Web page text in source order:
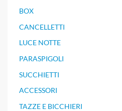
BOX
CANCELLETTI
LUCE NOTTE
PARASPIGOLI
SUCCHIETTI
ACCESSORI
TAZZE E BICCHIERI